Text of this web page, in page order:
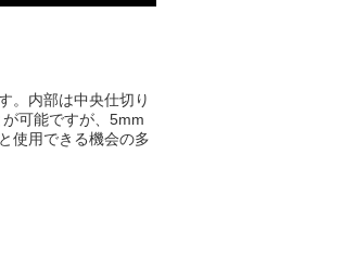
。内部は中央仕切り
可能ですが、5mm
使用できる機会の多